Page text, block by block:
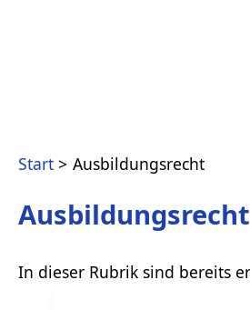
Start Ausbildungsrecht
Ausbildungsrecht